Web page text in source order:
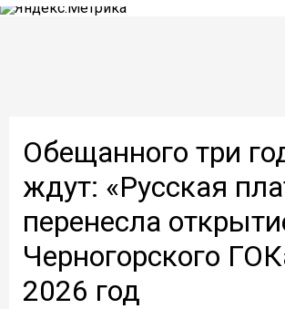
Обещанного три
ждут: «Русская
перенесла
Черногорского
2026 год